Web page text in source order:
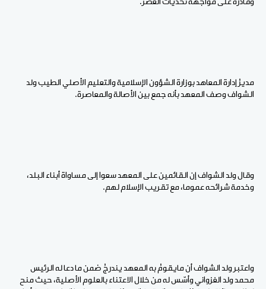
وقادرة على مواجهة تحديات العصر.
مديرُ إدارة المعاهد بوزارة الشؤون الإسلامية والتعليم الأصلي الطيب ولد
الشواف وصف المعهد بأنه جمع بين الأصالة والمعاصرة.
وقال ولد الشواف إن القائمين على المعهد سعوا إلى مساواة أبناء البلد،
وخدمة شرائحه عموما، مع تقريب الإسلام لهم.
واعتبر ولد الشواف أن مايقومُ به المعهد يندرجُ ضمن ما دعا له الرئيس
محمد ولد الغزواني وأسّس له من خلال الاعتناء بالعلوم الأصلية، حيث منح